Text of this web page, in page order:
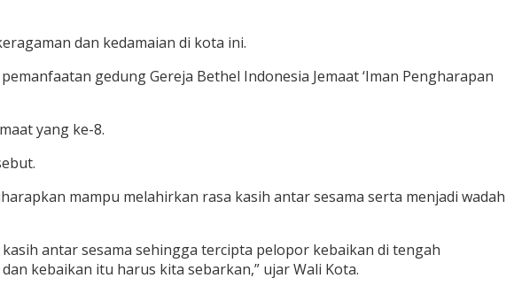
dan kedamaian di kota ini.
gedung Gereja Bethel Indonesia Jemaat ‘Iman Pengharapan
yang ke-8.
mampu melahirkan rasa kasih antar sesama serta menjadi wadah
antar sesama sehingga tercipta pelopor kebaikan di tengah
kebaikan itu harus kita sebarkan,” ujar Wali Kota.